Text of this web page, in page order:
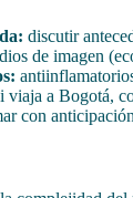
discutir
de imagen
viaja a Bogotá,
con